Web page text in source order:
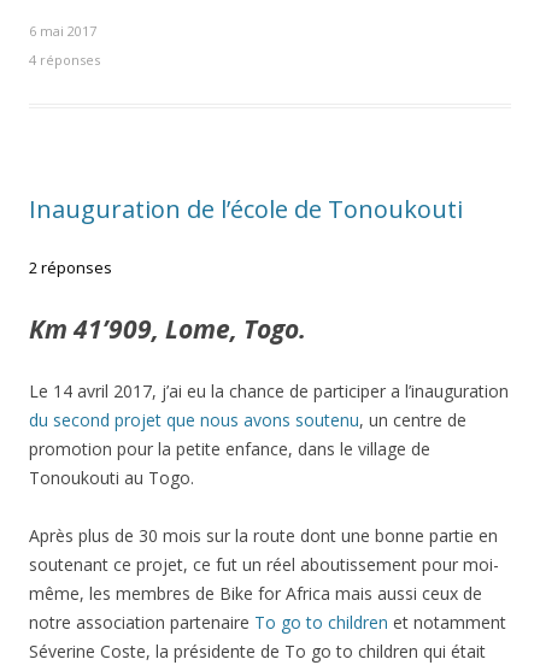
6 mai 2017
4 réponses
Inauguration de l’école de Tonoukouti
2 réponses
Km 41’909, Lome, Togo.
Le 14 avril 2017, j’ai eu la chance de participer a l’inauguration
du second projet que nous avons soutenu, un centre de
promotion pour la petite enfance, dans le village de
Tonoukouti au Togo.
Après plus de 30 mois sur la route dont une bonne partie en
soutenant ce projet, ce fut un réel aboutissement pour moi-
même, les membres de Bike for Africa mais aussi ceux de
notre association partenaire To go to children et notamment
Séverine Coste, la présidente de To go to children qui était